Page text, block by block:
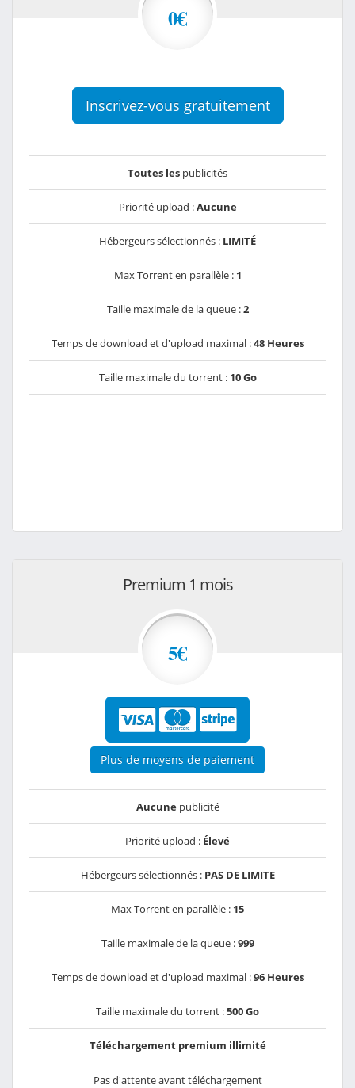
0€
Inscrivez-vous gratuitement
Toutes les publicités
Priorité upload :Aucune
Hébergeurs sélectionnés : LIMITÉ
Max Torrent en parallèle : 1
Taille maximale de la queue :2
Temps de download et d'upload maximal :48 Heures
Taille maximale du torrent : 10 Go
Premium 1 mois
5€
Plus de moyens de paiement
Aucunepublicité
Priorité upload : Élevé
Hébergeurs sélectionnés : PAS DE LIMITE
Max Torrent en parallèle : 15
Taille maximale de la queue :999
Temps de download et d'upload maximal :96 Heures
Taille maximale du torrent :500 Go
Téléchargement premium illimité
Pas d'attente avant téléchargement